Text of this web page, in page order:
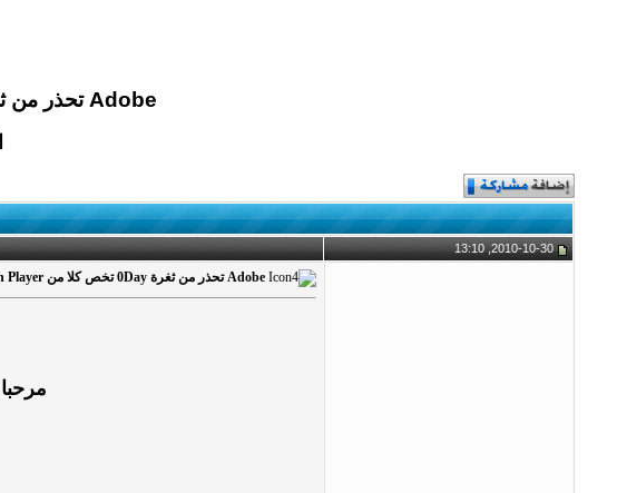
Adobe تحذر من ثغرة 0Day تخص كلا من Flash Player و Reade
2010-10-30, 13:10
Adobe تحذر من ثغرة 0Day تخص كلا من Flash Player و Reade